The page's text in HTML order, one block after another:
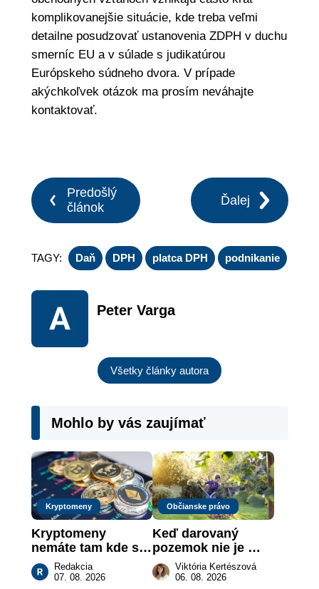
komplikovanejšie situácie, kde treba veľmi
detailne posudzovať ustanovenia ZDPH v duchu
smerníc EU a v súlade s judikatúrou
Európskeho súdneho dvora. V prípade
akýchkoľvek otázok ma prosím neváhajte
kontaktovať.
Predošlý
článok
Ďalej
TAGY: Daň DPH platca DPH podnikanie
Peter Varga
Všetky články autora
Mohlo by vás zaujímať
Kryptomeny
Kryptomeny
nemáte tam kde si
myslíte: Viete, kde
sa naozaj
Redakcia
07. 08. 2026
Občianske právo
Keď darovaný
pozemok nie je
„hotová vec“: kedy
môže darca žiadať
Viktória Kertészová
06. 08. 2026